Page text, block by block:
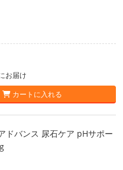
お届け
カートに入れる
ドバンス 尿石ケア pHサポー